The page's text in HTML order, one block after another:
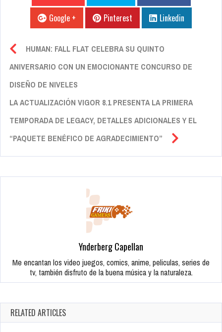
Google +
Pinterest Linkedin
HUMAN: FALL FLAT CELEBRA SU QUINTO
ANIVERSARIO CON UN EMOCIONANTE CONCURSO DE
DISEÑO DE NIVELES
LA ACTUALIZACIÓN VIGOR 8.1 PRESENTA LA PRIMERA
TEMPORADA DE LEGACY, DETALLES ADICIONALES Y EL
“PAQUETE BENÉFICO DE AGRADECIMIENTO”
Ynderberg Capellan
Me encantan los video juegos, comics, anime, peliculas, series de
tv, también disfruto de la buena música y la naturaleza.
RELATED ARTICLES